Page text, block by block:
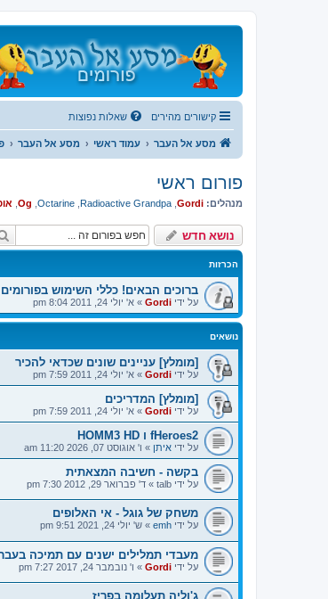
קישורים מהירים שאלות נפוצות
מסע אל העבר עמוד ראשי מסע אל העבר
פורום ראשי
מנהלים: Gordi
Radioactive Grandpa
Octarine
Og
נושא חדש
הכרזות
ברוכים הבאים! כללי השימוש בפורומים
על ידי Gordi
» א' יולי 24, 2011 8:04 pm
נושאים
[מומלץ] עניינים שונים שכדאי להכיר
על ידי Gordi
» א' יולי 24, 2011 7:59 pm
[מומלץ] המדריכים
על ידי Gordi
» א' יולי 24, 2011 7:59 pm
fHeroes2 ו HOMM3 HD
על ידי איתן » ו' אוגוסט 07, 2026 11:20 am
בקשה - חשיבה המצאתית
על ידי talb
» ד' פברואר 29, 2012 7:30 pm
משחק של גוגל - אי האלופים
על ידי emh
» ש' יולי 24, 2021 9:51 pm
מעבדי תמלילים ישנים עם תמיכה
על ידי Gordi
» ו' נובמבר 24, 2017 7:27 pm
ג'וליה תעלומה בפריז